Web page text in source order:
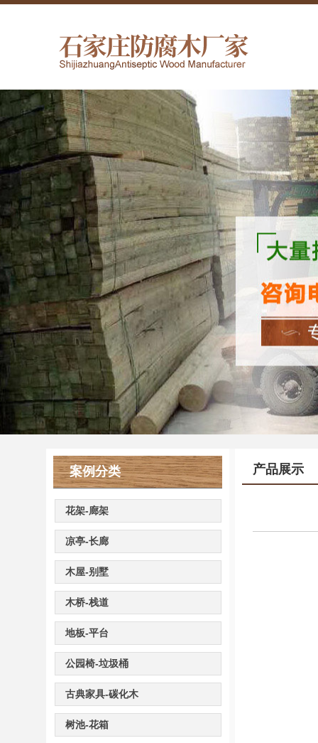
案例分类
花架-廊架
凉亭-长廊
木屋-别墅
木桥-栈道
地板-平台
公园椅-垃圾桶
古典家具-碳化木
树池-花箱
产品展示